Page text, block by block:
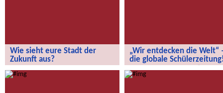
Wie sieht eure Stadt der
Zukunft aus?
„Wir entdecken die Welt“
die globale
globale Schülerzeitung!